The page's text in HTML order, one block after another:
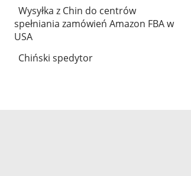
Wysyłka z Chin do centrów
spełniania zamówień Amazon FBA w
USA
Chiński spedytor